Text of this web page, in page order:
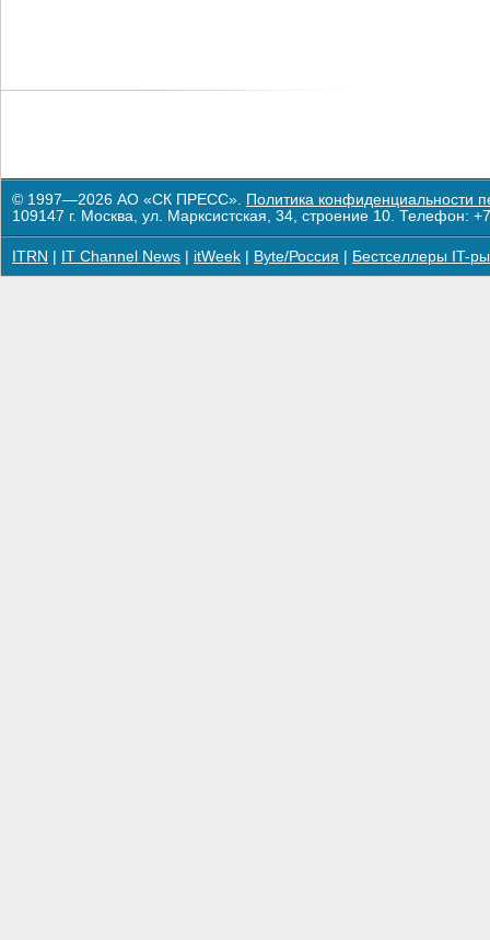
© 1997—2026 АО «СК ПРЕСС». Политика конфиденциальности
109147 г. Москва, ул. Марксистская, 34, строение 10. Телефон:
ITRN IT Channel News itWeek Byte/Россия Бестселлеры IT-